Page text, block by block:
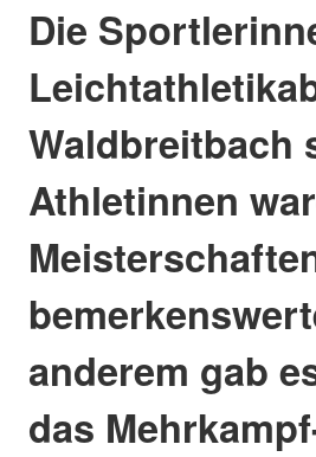
Die
Waldbreitbach
Athletinnen
anderem gab
das